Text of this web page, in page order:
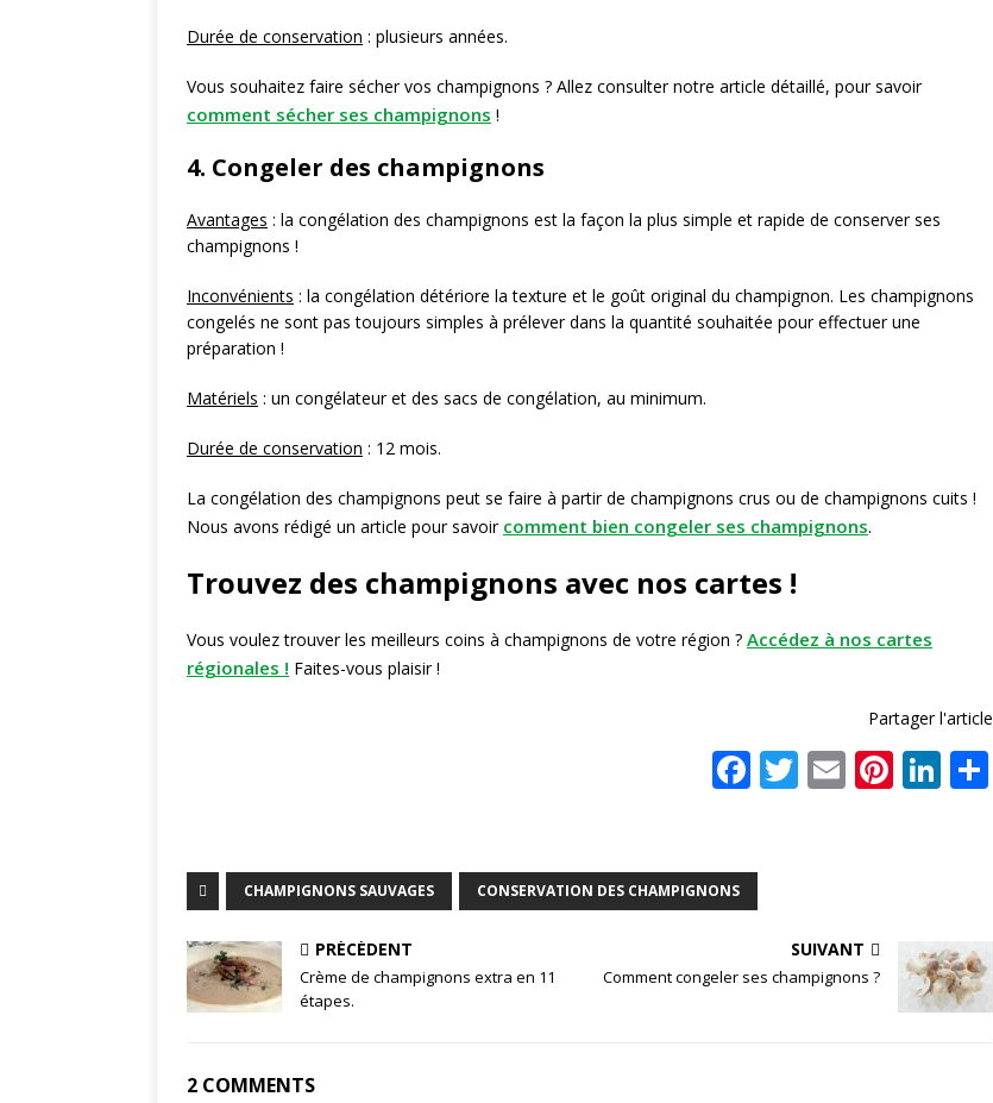
Durée de conservation : plusieurs années.
Vous souhaitez faire sécher vos champignons ? Allez consulter notre article détaillé, pour savoir
comment sécher ses champignons !
4. Congeler des champignons
Avantages : la congélation des champignons est la façon la plus simple et rapide de conserver ses
champignons !
Inconvénients : la congélation détériore la texture et le goût original du champignon. Les champignons
congelés ne sont pas toujours simples à prélever dans la quantité souhaitée pour effectuer une
préparation !
Matériels : un congélateur et des sacs de congélation, au minimum.
Durée de conservation : 12 mois.
La congélation des champignons peut se faire à partir de champignons crus ou de champignons cuits !
Nous avons rédigé un article pour savoir comment bien congeler ses champignons.
Trouvez des champignons avec nos cartes !
Vous voulez trouver les meilleurs coins à champignons de votre région ? Accédez à nos cartes
régionales ! Faites-vous plaisir !
Partager l'article
F
o
o
T E Pi
st
Li
n
CHAMPIGNONS SAUVAGES CONSERVATION DES CHAMPIGNONS
PRÉCÉDENT
Crème de champignons extra en 11
étapes.
SUIVANT
Comment congeler ses champignons ?
2 COMMENTS